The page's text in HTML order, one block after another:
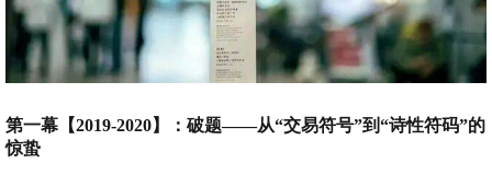
第一幕【2019-2020】：破题——从“交易符号”到“诗性符码”的
惊蛰